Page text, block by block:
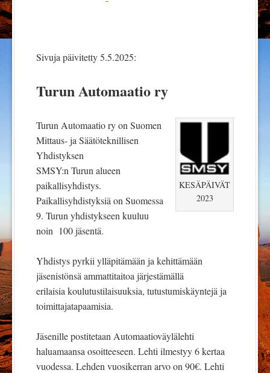
Sivuja päivitetty 5.5.2025:
Turun Automaatio ry
KESÄPÄIVÄT
2023
Turun Automaatio ry on Suomen
Mittaus- ja Säätöteknillisen
Yhdistyksen
SMSY:n Turun alueen
paikallisyhdistys.
Paikallisyhdistyksiä on Suomessa
9. Turun yhdistykseen kuuluu
noin 100 jäsentä.
Yhdistys pyrkii ylläpitämään ja kehittämään
jäsenistönsä ammattitaitoa järjestämällä
erilaisia koulutustilaisuuksia, tutustumiskäyntejä ja
toimittajatapaamisia.
Jäsenille postitetaan Automaatioväylälehti
haluamaansa osoitteeseen. Lehti ilmestyy 6 kertaa
vuodessa. Lehden vuosikerran arvo on 90€. Lehti